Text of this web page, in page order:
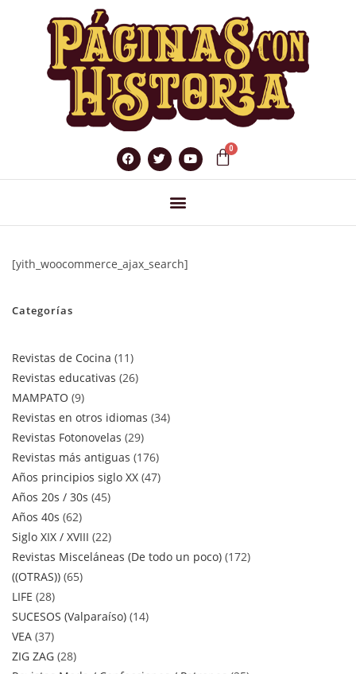
[yith_woocommerce_ajax_search]
Categorías
Revistas de Cocina 11
Revistas educativas 26
MAMPATO 9
Revistas en otros idiomas 34
Revistas Fotonovelas 29
Revistas más antiguas 176
Años principios siglo XX 47
Años 20s / 30s 45
Años 40s 62
Siglo XIX / XVIII 22
Revistas Misceláneas (De todo un poco) 172
((OTRAS)) 65
LIFE 28
SUCESOS (Valparaíso) 14
VEA 37
ZIG ZAG 28